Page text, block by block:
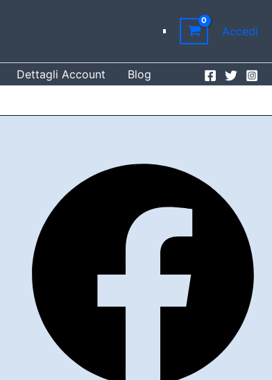
Accedi
Dettagli Account
Blog